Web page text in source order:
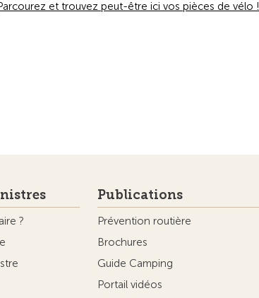
et trouvez peut-être ici vos pièces de vélo !
?
Publications
Prévention routière
Brochures
Guide Camping
Portail vidéos